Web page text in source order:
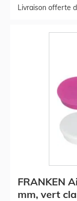
Livraison offerte
FRANKEN
mm, vert